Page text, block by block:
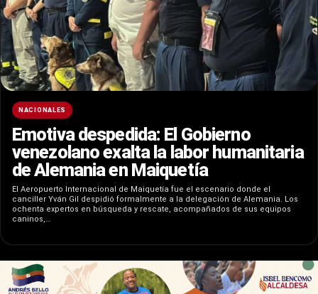
NACIONALES
​Emotiva despedida: El Gobierno
venezolano exalta la labor humanitaria
de Alemania en Maiquetía
El Aeropuerto Internacional de Maiquetía fue el escenario donde el
canciller Yván Gil despidió formalmente a la delegación de Alemania. Los
ochenta expertos en búsqueda y rescate, acompañados de sus equipos
caninos,…